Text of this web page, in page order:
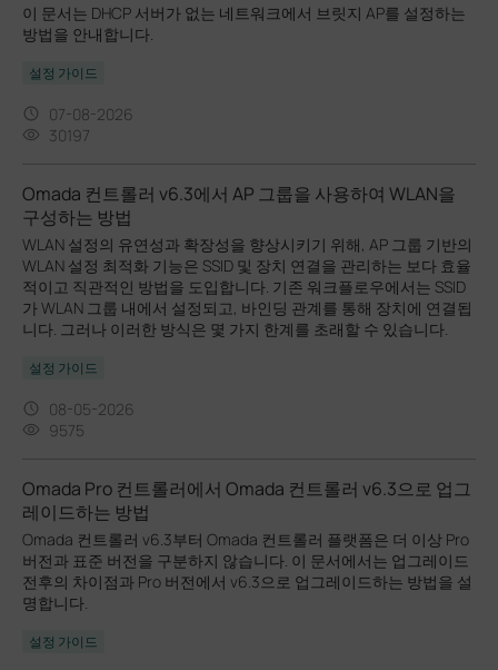
이 문서는 DHCP 서버가 없는 네트워크에서 브릿지 AP를 설정하는
방법을 안내합니다.
설정 가이드
07-08-2026
30197
Omada 컨트롤러 v6.3에서 AP 그룹을 사용하여 WLAN을
구성하는 방법
WLAN 설정의 유연성과 확장성을 향상시키기 위해, AP 그룹 기반의
WLAN 설정 최적화 기능은 SSID 및 장치 연결을 관리하는 보다 효율
적이고 직관적인 방법을 도입합니다. 기존 워크플로우에서는 SSID
가 WLAN 그룹 내에서 설정되고, 바인딩 관계를 통해 장치에 연결됩
니다. 그러나 이러한 방식은 몇 가지 한계를 초래할 수 있습니다.
설정 가이드
08-05-2026
9575
Omada Pro 컨트롤러에서 Omada 컨트롤러 v6.3으로 업그
레이드하는 방법
Omada 컨트롤러 v6.3부터 Omada 컨트롤러 플랫폼은 더 이상 Pro
버전과 표준 버전을 구분하지 않습니다. 이 문서에서는 업그레이드
전후의 차이점과 Pro 버전에서 v6.3으로 업그레이드하는 방법을 설
명합니다.
설정 가이드